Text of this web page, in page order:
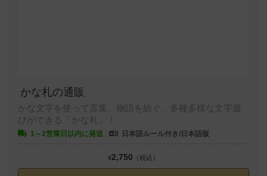
かな札の通販
かな文字を使って言葉、物語を紡ぐ。多種多様な文字遊
びができる「かな札」！
1～2営業日以内に発送 日本語ルール付き/日本語版
¥2,750 （税込）